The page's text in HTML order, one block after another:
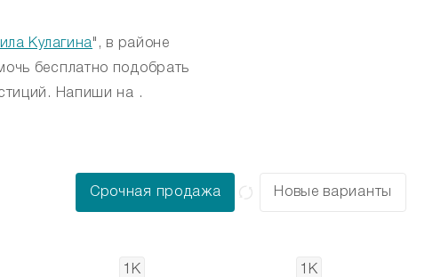
Кулагина", в районе
бесплатно подобрать
Напиши на .
Срочная продажа Новые варианты